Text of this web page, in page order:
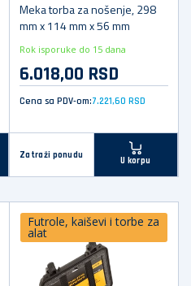
Meka torba za nošenje, 298
mm x 114 mm x 56 mm
Rok isporuke do 15 dana
6.018,00 RSD
Cena sa PDV-om:7.221,60 RSD
Zatraži ponudu
U korpu
Futrole, kaiševi i torbe za
alat